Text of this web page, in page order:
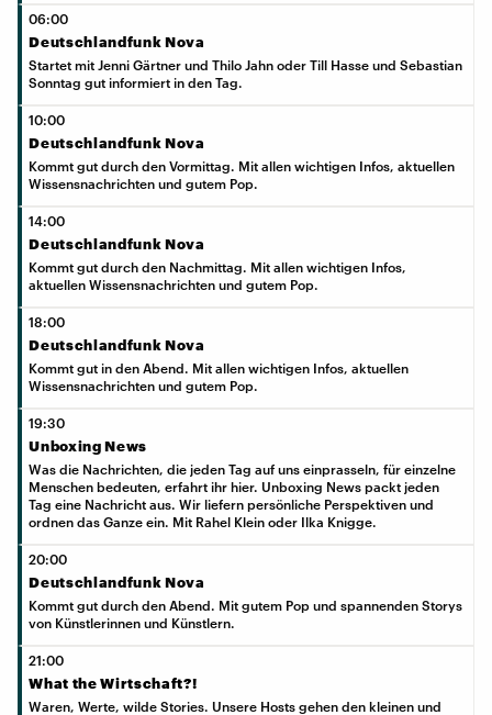
06:00
Deutschlandfunk Nova
Startet mit Jenni Gärtner und Thilo Jahn oder Till Hasse und Sebastian
Sonntag gut informiert in den Tag.
10:00
Deutschlandfunk Nova
Kommt gut durch den Vormittag. Mit allen wichtigen Infos, aktuellen
Wissensnachrichten und gutem Pop.
14:00
Deutschlandfunk Nova
Kommt gut durch den Nachmittag. Mit allen wichtigen Infos,
aktuellen Wissensnachrichten und gutem Pop.
18:00
Deutschlandfunk Nova
Kommt gut in den Abend. Mit allen wichtigen Infos, aktuellen
Wissensnachrichten und gutem Pop.
19:30
Unboxing News
Was die Nachrichten, die jeden Tag auf uns einprasseln, für einzelne
Menschen bedeuten, erfahrt ihr hier. Unboxing News packt jeden
Tag eine Nachricht aus. Wir liefern persönliche Perspektiven und
ordnen das Ganze ein. Mit Rahel Klein oder Ilka Knigge.
20:00
Deutschlandfunk Nova
Kommt gut durch den Abend. Mit gutem Pop und spannenden Storys
von Künstlerinnen und Künstlern.
21:00
What the Wirtschaft?!
Waren, Werte, wilde Stories. Unsere Hosts gehen den kleinen und